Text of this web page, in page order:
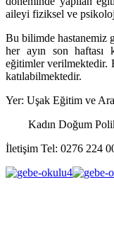
aileyi fiziksel ve
Bu bilimde hastanemiz
her ayın son haftası
eğitimler verilmektedir.
katılabilmektedir.
Yer: Uşak Eğitim ve
Kadın Doğum
İletişim Tel: 0276 224